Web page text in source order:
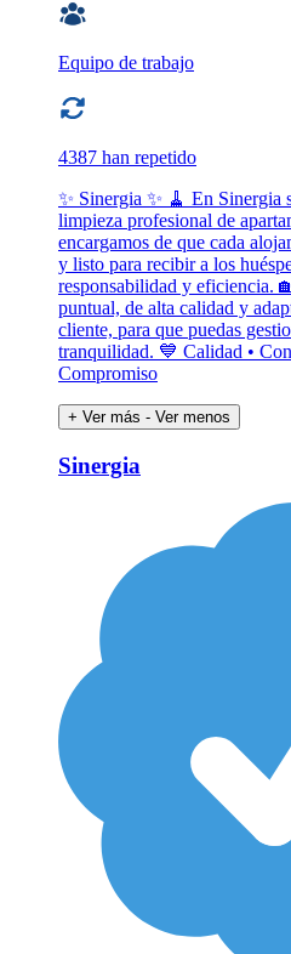
Equipo de trabajo
4387 han repetido
✨ Sinergia ✨ 🧹 En Sinergia
limpieza profesional de
encargamos de que cada
y listo para recibir a los
responsabilidad y eficiencia.
puntual, de alta calidad y
cliente, para que puedas
tranquilidad. 💙 Calidad •
Compromiso
+ Ver más - Ver menos
Sinergia